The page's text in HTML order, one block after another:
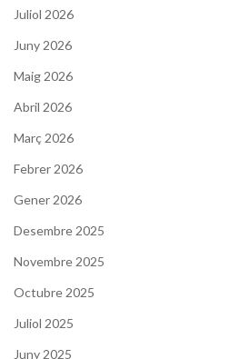
Juliol 2026
Juny 2026
Maig 2026
Abril 2026
Març 2026
Febrer 2026
Gener 2026
Desembre 2025
Novembre 2025
Octubre 2025
Juliol 2025
Juny 2025